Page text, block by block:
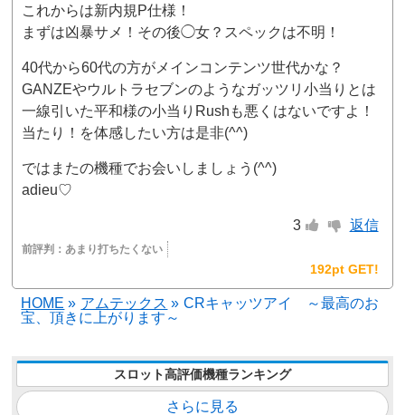
これからは新内規P仕様！
まずは凶暴サメ！その後◯女？スペックは不明！
40代から60代の方がメインコンテンツ世代かな？
GANZEやウルトラセブンのようなガッツリ小当りとは
一線引いた平和様の小当りRushも悪くはないですよ！
当たり！を体感したい方は是非(^^)
ではまたの機種でお会いしましょう(^^)
adieu♡
3 返信
前評判：あまり打ちたくない
192pt GET!
HOME » アムテックス » CRキャッツアイ ～最高のお
宝、頂きに上がります～
スロット高評価機種ランキング
さらに見る